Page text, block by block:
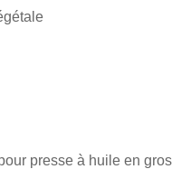
presse à huile en gros